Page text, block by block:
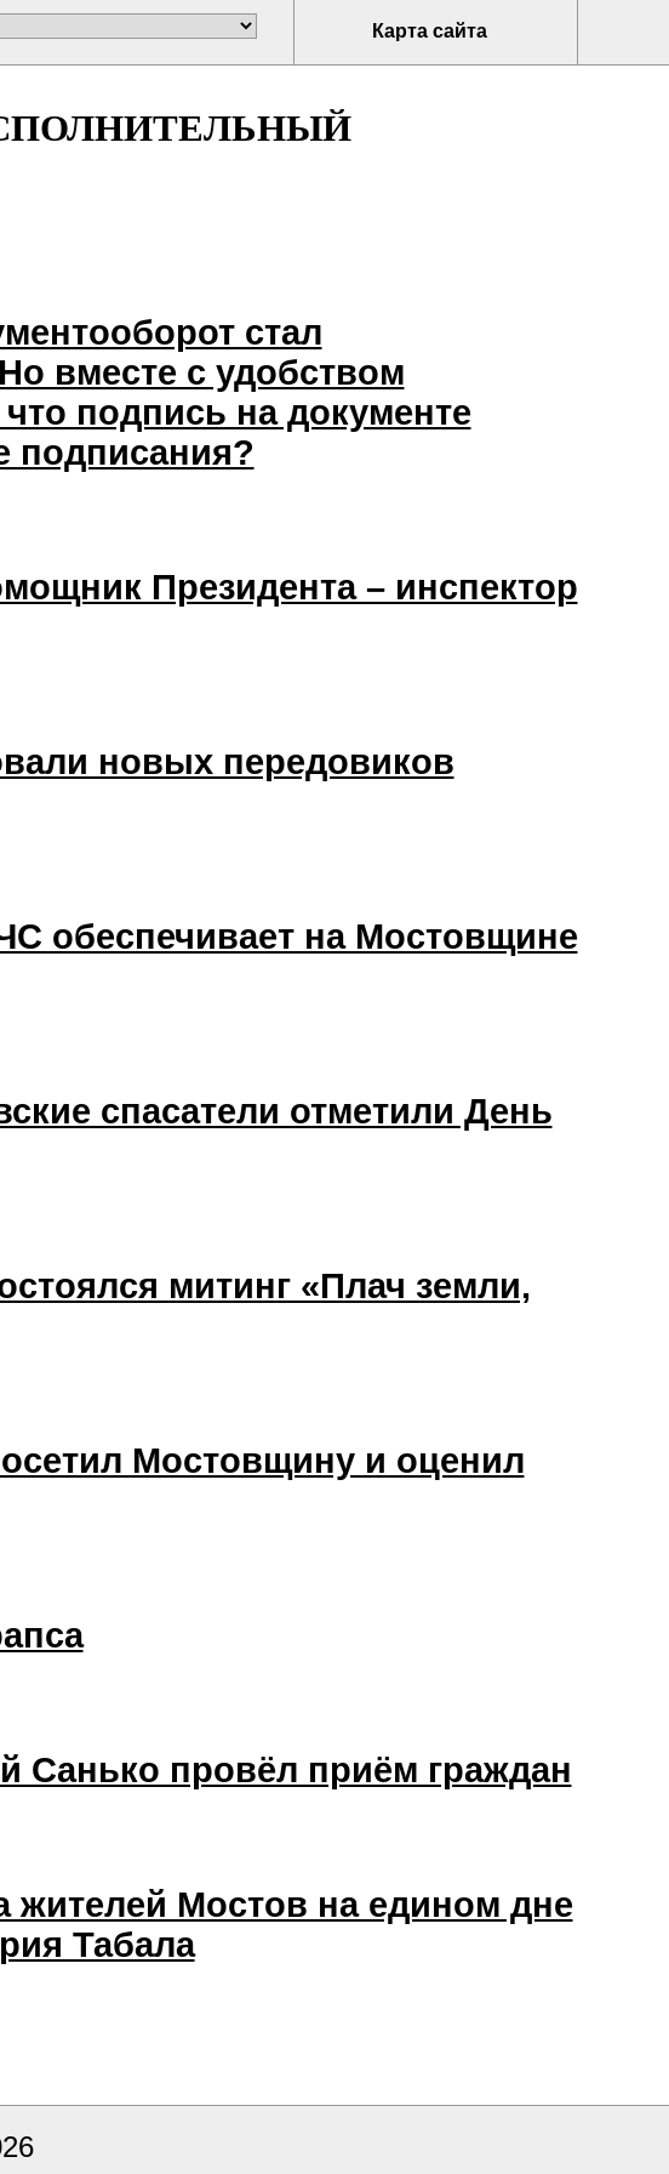
Карта сайта
стал
вместе с удобством
подпись на документе
подписания?
Президента – инспектор
новых передовиков
обеспечивает на Мостовщине
спасатели отметили День
митинг «Плач земли,
Мостовщину и оценил
Санько провёл приём граждан
жителей Мостов на едином дне
Табала